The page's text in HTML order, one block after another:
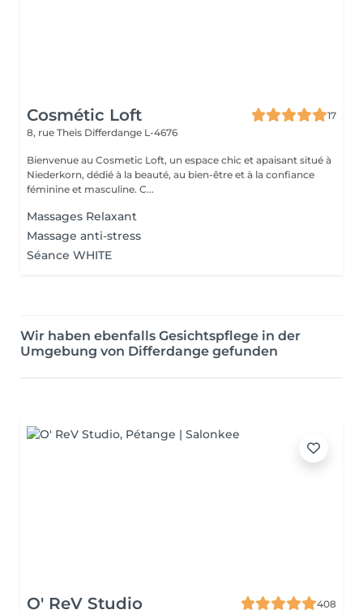
Cosmétic Loft
17
8, rue Theis Differdange L-4676
Bienvenue au Cosmetic Loft, un espace chic et apaisant situé à
Niederkorn, dédié à la beauté, au bien-être et à la confiance
féminine et masculine. C...
Massages Relaxant
Massage anti-stress
Séance WHITE
Wir haben ebenfalls Gesichtspflege in der
Umgebung von Differdange gefunden
O' ReV Studio
408